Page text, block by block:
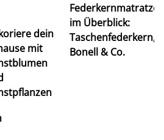
dein
mit
im Überblick:
Taschenfederkern,
Bonell & Co.